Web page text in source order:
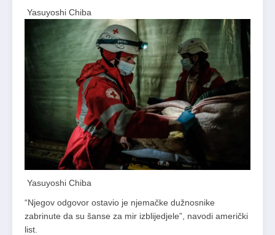
Yasuyoshi Chiba
Yasuyoshi Chiba
“Njegov odgovor ostavio je njemačke dužnosnike
zabrinute da su šanse za mir izblijedjele”, navodi američki
list.